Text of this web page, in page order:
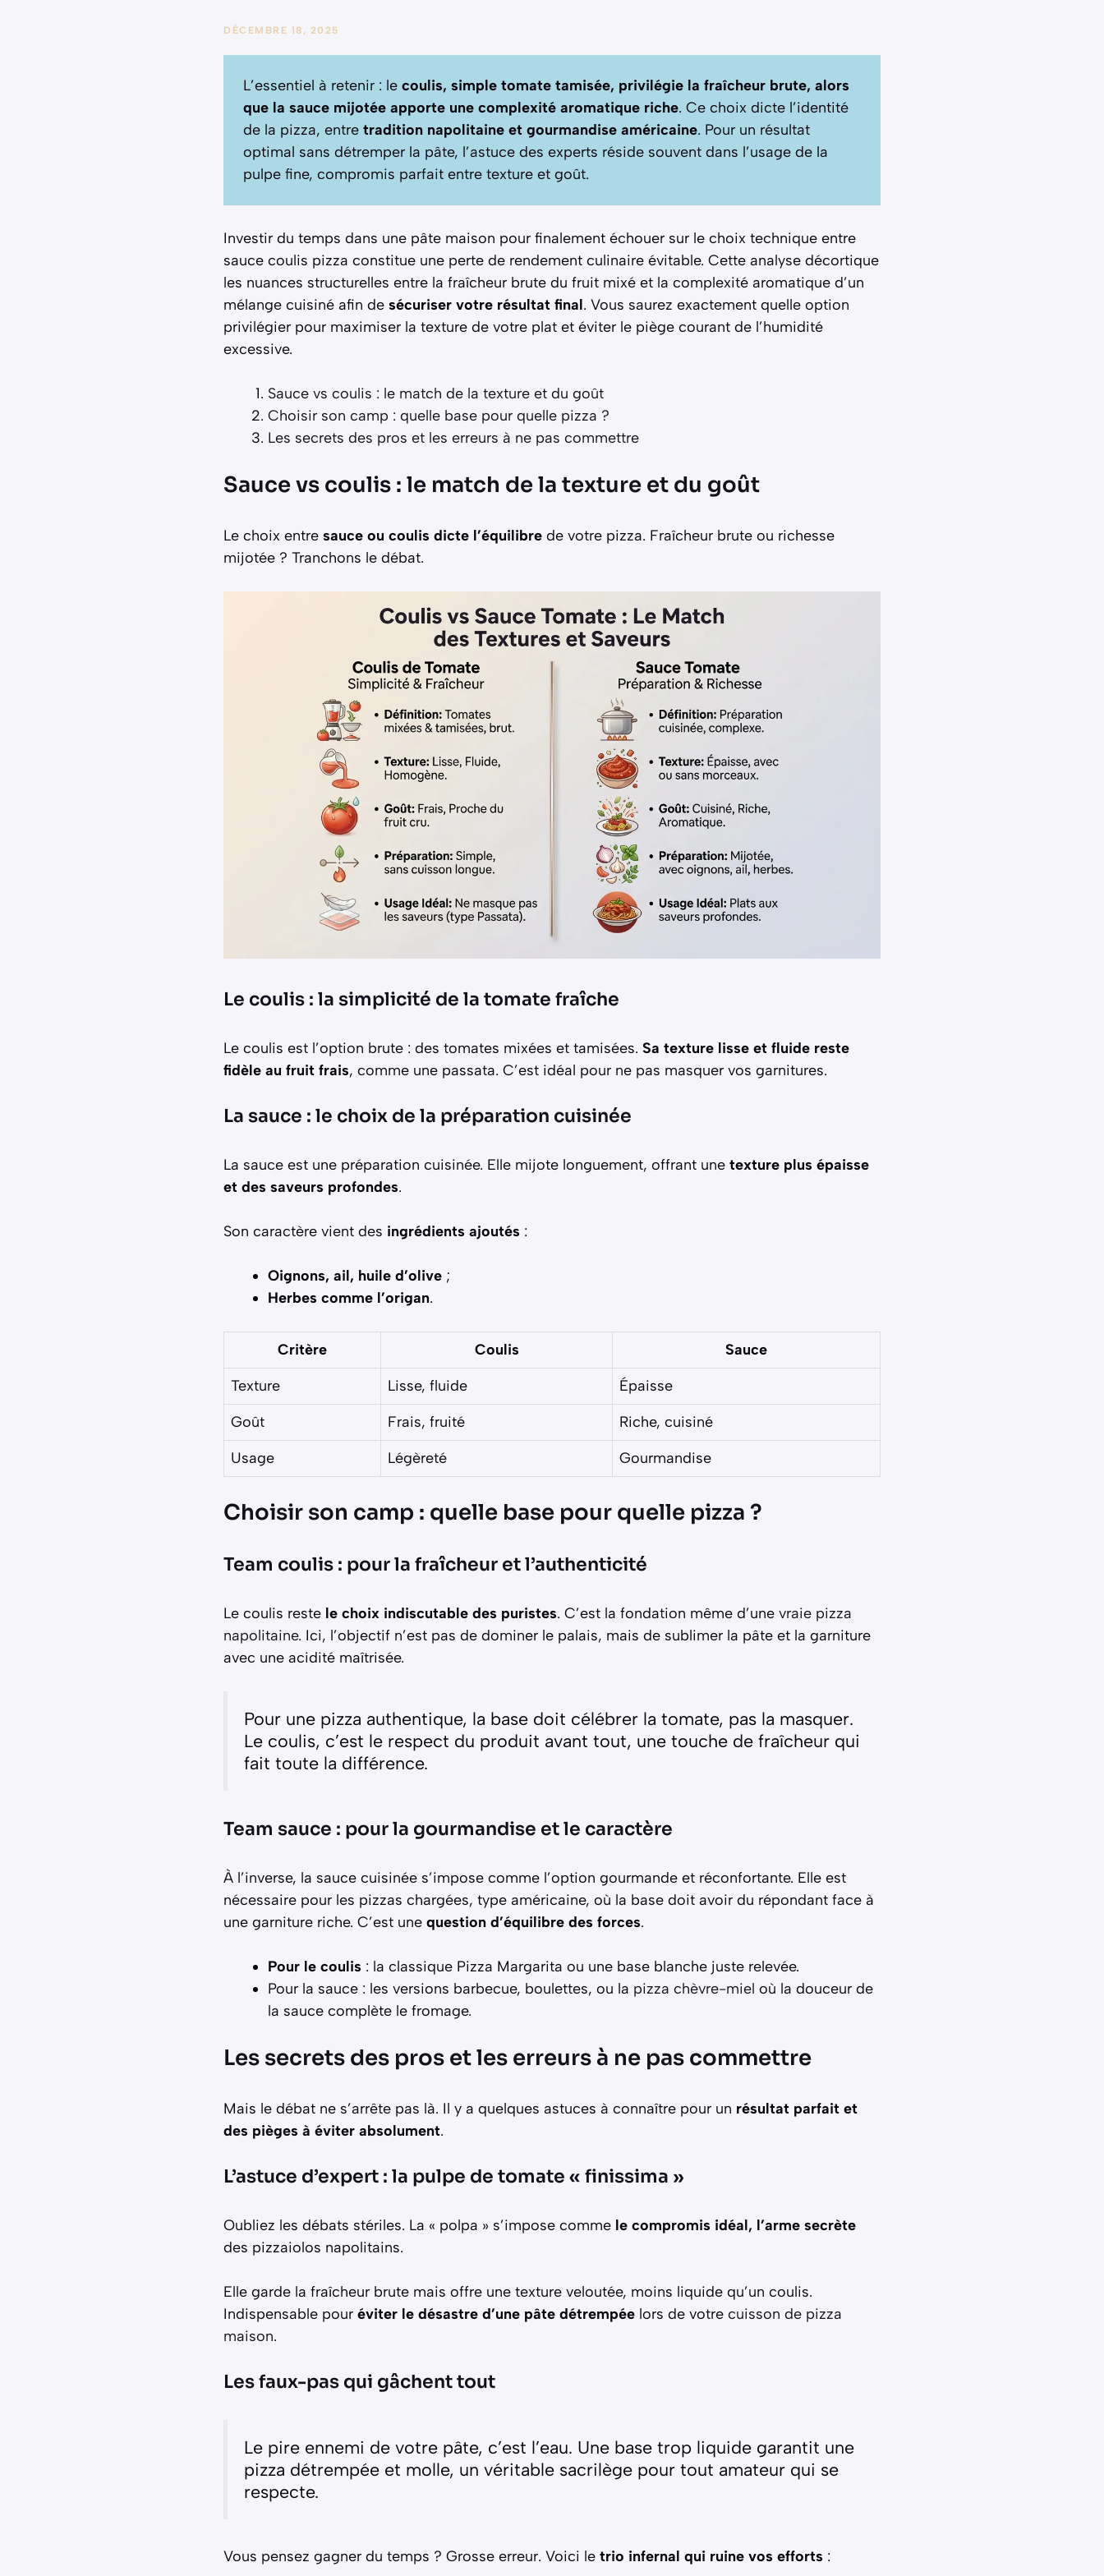
DÉCEMBRE 18, 2025
L’essentiel à retenir : le coulis, simple tomate tamisée, privilégie la fraîcheur brute, alors
que la sauce mijotée apporte une complexité aromatique riche. Ce choix dicte l’identité
de la pizza, entre tradition napolitaine et gourmandise américaine. Pour un résultat
optimal sans détremper la pâte, l’astuce des experts réside souvent dans l’usage de la
pulpe fine, compromis parfait entre texture et goût.
Investir du temps dans une pâte maison pour finalement échouer sur le choix technique entre
sauce coulis pizza constitue une perte de rendement culinaire évitable. Cette analyse décortique
les nuances structurelles entre la fraîcheur brute du fruit mixé et la complexité aromatique d’un
mélange cuisiné afin de sécuriser votre résultat final. Vous saurez exactement quelle option
privilégier pour maximiser la texture de votre plat et éviter le piège courant de l’humidité
excessive.
Sauce vs coulis : le match de la texture et du goût
Choisir son camp : quelle base pour quelle pizza ?
Les secrets des pros et les erreurs à ne pas commettre
Sauce vs coulis : le match de la texture et du goût
Le choix entre sauce ou coulis dicte l’équilibre de votre pizza. Fraîcheur brute ou richesse
mijotée ? Tranchons le débat.
Le coulis : la simplicité de la tomate fraîche
Le coulis est l’option brute : des tomates mixées et tamisées. Sa texture lisse et fluide reste
fidèle au fruit frais, comme une passata. C’est idéal pour ne pas masquer vos garnitures.
La sauce : le choix de la préparation cuisinée
La sauce est une préparation cuisinée. Elle mijote longuement, offrant une texture plus épaisse
et des saveurs profondes.
Son caractère vient des ingrédients ajoutés :
Oignons, ail, huile d’olive ;
Herbes comme l’origan.
Critère Coulis
Sauce
Texture
Lisse, fluide
Épaisse
Goût
Frais, fruité
Riche, cuisiné
Usage
Légèreté Gourmandise
Choisir son camp : quelle base pour quelle pizza ?
Team coulis : pour la fraîcheur et l’authenticité
Le coulis reste le choix indiscutable des puristes. C’est la fondation même d’une vraie pizza
napolitaine. Ici, l’objectif n’est pas de dominer le palais, mais de sublimer la pâte et la garniture
avec une acidité maîtrisée.
Pour une pizza authentique, la base doit célébrer la tomate, pas la masquer.
Le coulis, c’est le respect du produit avant tout, une touche de fraîcheur qui
fait toute la différence.
Team sauce : pour la gourmandise et le caractère
À l’inverse, la sauce cuisinée s’impose comme l’option gourmande et réconfortante. Elle est
nécessaire pour les pizzas chargées, type américaine, où la base doit avoir du répondant face à
une garniture riche. C’est une question d’équilibre des forces.
Pour le coulis : la classique Pizza Margarita ou une base blanche juste relevée.
Pour la sauce : les versions barbecue, boulettes, ou la pizza chèvre-miel où la douceur de
la sauce complète le fromage.
Les secrets des pros et les erreurs à ne pas commettre
Mais le débat ne s’arrête pas là. Il y a quelques astuces à connaître pour un résultat parfait et
des pièges à éviter absolument.
L’astuce d’expert : la pulpe de tomate « finissima »
Oubliez les débats stériles. La « polpa » s’impose comme le compromis idéal, l’arme secrète
des pizzaiolos napolitains.
Elle garde la fraîcheur brute mais offre une texture veloutée, moins liquide qu’un coulis.
Indispensable pour éviter le désastre d’une pâte détrempée lors de votre cuisson de pizza
maison.
Les faux-pas qui gâchent tout
Le pire ennemi de votre pâte, c’est l’eau. Une base trop liquide garantit une
pizza détrempée et molle, un véritable sacrilège pour tout amateur qui se
respecte.
Vous pensez gagner du temps ? Grosse erreur. Voici le trio infernal qui ruine vos efforts :